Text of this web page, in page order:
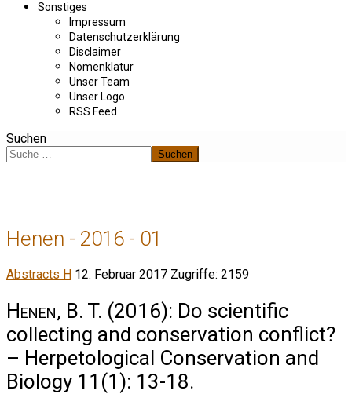
Sonstiges
Impressum
Datenschutzerklärung
Disclaimer
Nomenklatur
Unser Team
Unser Logo
RSS Feed
Suchen
Suchen
Henen - 2016 - 01
Abstracts H 12. Februar 2017 Zugriffe: 2159
Henen, B. T. (2016): Do scientific
collecting and conservation conflict?
– Herpetological Conservation and
Biology 11(1): 13-18.